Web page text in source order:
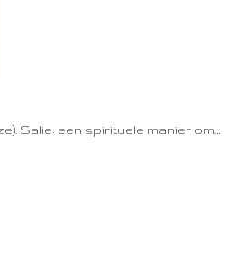
Salie: een spirituele manier om…